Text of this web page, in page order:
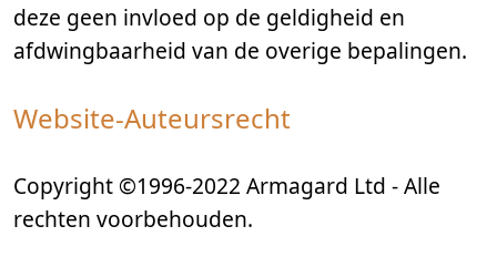
deze geen invloed op de geldigheid en
afdwingbaarheid van de overige bepalingen.
Website-Auteursrecht
Copyright ©1996-2022 Armagard Ltd - Alle
rechten voorbehouden.